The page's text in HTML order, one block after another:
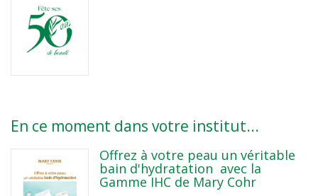
En ce moment dans votre institut...
Offrez à votre peau un véritable
bain d'hydratation avec la
Gamme IHC de Mary Cohr